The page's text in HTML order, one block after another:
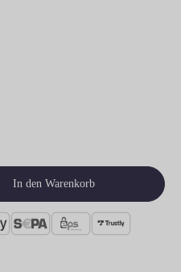
Wert ein oder benutze die Schaltflächen
In den Warenkorb